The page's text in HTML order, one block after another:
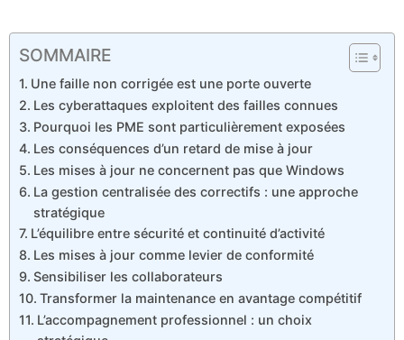
SOMMAIRE
Une faille non corrigée est une porte ouverte
Les cyberattaques exploitent des failles connues
Pourquoi les PME sont particulièrement exposées
Les conséquences d’un retard de mise à jour
Les mises à jour ne concernent pas que Windows
La gestion centralisée des correctifs : une approche
stratégique
L’équilibre entre sécurité et continuité d’activité
Les mises à jour comme levier de conformité
Sensibiliser les collaborateurs
Transformer la maintenance en avantage compétitif
L’accompagnement professionnel : un choix